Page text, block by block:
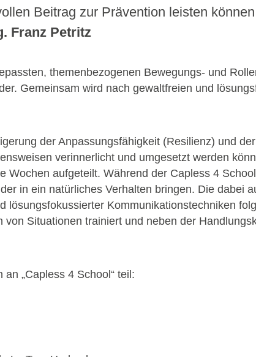
Beitrag zur Prävention leisten
Franz Petritz
themenbezogenen Bewegungs- und
Gemeinsam wird nach gewaltfreien und
der Anpassungsfähigkeit (Resilienz) und
verinnerlicht und umgesetzt werden
Wochen aufgeteilt. Während der Capless 4
in ein natürliches Verhalten bringen. Die dabei
lösungsfokussierter Kommunikationstechniken
Situationen trainiert und neben der
„Capless 4 School“ teil: